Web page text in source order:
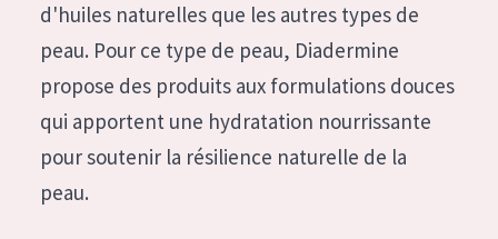
Raffermissement de la peau
Peau ménopausée
TYPE DE PRODUIT
Crème de Jour
d'huiles naturelles que les autres types de
peau. Pour ce type de peau, Diadermine
propose des produits aux formulations douces
qui apportent une hydratation nourrissante
pour soutenir la résilience naturelle de la
peau.